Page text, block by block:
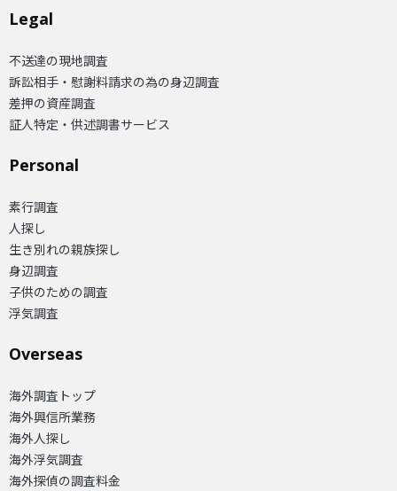
Legal
不送達の現地調査
訴訟相手・慰謝料請求の為の身辺調査
差押の資産調査
証人特定・供述調書サービス
Personal
素行調査
人探し
生き別れの親族探し
身辺調査
子供のための調査
浮気調査
Overseas​
海外調査トップ
海外興信所業務
海外人探し
海外浮気調査
海外探偵の調査料金